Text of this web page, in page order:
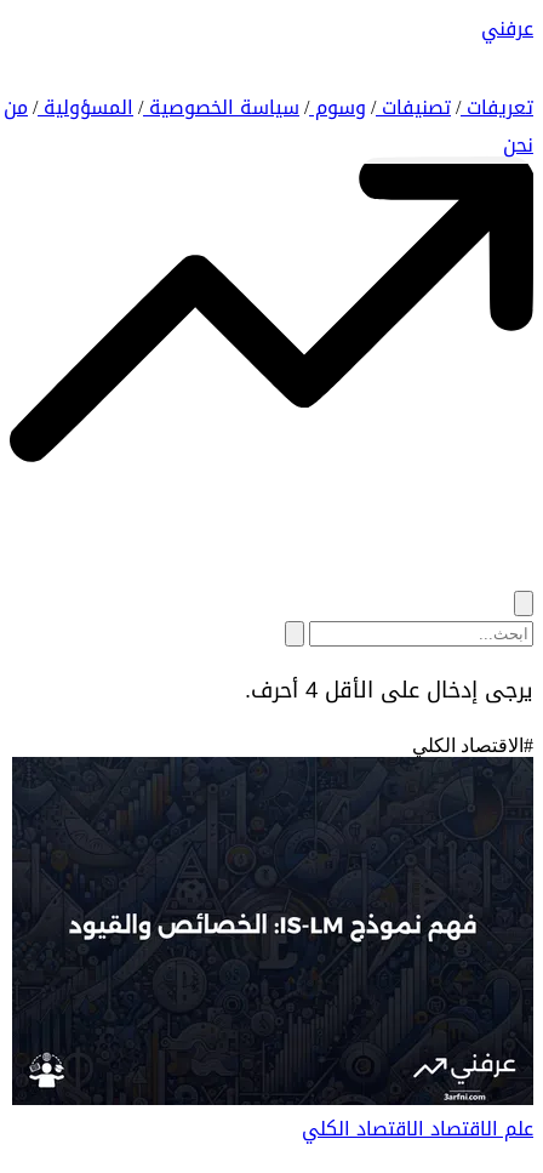
عرفني
تعريفات/ تصنيفات/ وسوم/ سياسة الخصوصية/ المسؤولية/ من
نحن
يرجى إدخال على الأقل 4 أحرف.
# الاقتصاد الكلي
علم الاقتصادالاقتصاد الكلي